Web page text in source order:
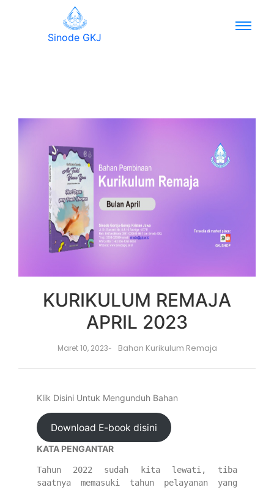
Sinode GKJ
KURIKULUM REMAJA
APRIL 2023
Maret 10, 2023- Bahan Kurikulum Remaja
Klik Disini Untuk Mengunduh Bahan
Download E-book disini
KATA PENGANTAR
Tahun 2022 sudah kita lewati, tiba
saatnya memasuki tahun pelayanan yang